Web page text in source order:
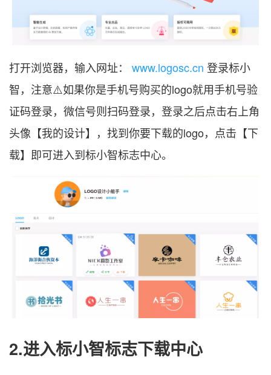
打开浏览器，输入网址： www.logosc.cn 登录标小
智，注意⚠️如果你是手机号购买的logo就用手机号验
证码登录，微信号则扫码登录，登录之后点击右上角
头像【我的设计】，找到你要下载的logo，点击【下
载】即可进入到标小智标志中心。
2.进入标小智标志下载中心